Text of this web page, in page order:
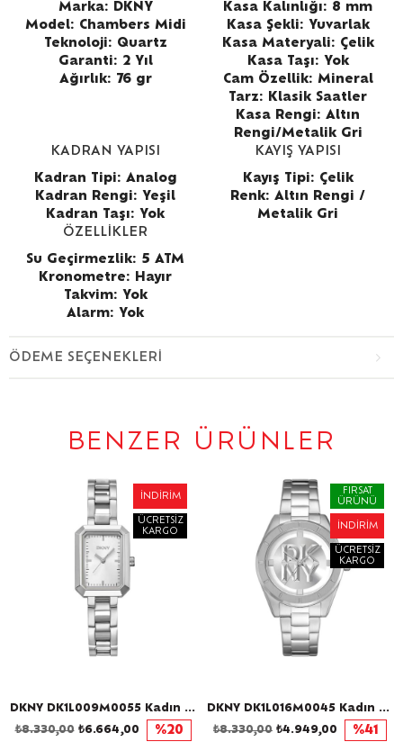
Marka: DKNY
Model: Chambers Midi
Teknoloji: Quartz
Garanti: 2 Yıl
Ağırlık: 76 gr
Kasa Kalınlığı: 8 mm
Kasa Şekli: Yuvarlak
Kasa Materyali: Çelik
Kasa Taşı: Yok
Cam Özellik: Mineral
Tarz: Klasik Saatler
Kasa Rengi: Altın
Rengi/Metalik Gri
KADRAN YAPISI
Kadran Tipi: Analog
Kadran Rengi: Yeşil
Kadran Taşı: Yok
KAYIŞ YAPISI
Kayış Tipi: Çelik
Renk: Altın Rengi /
Metalik Gri
ÖZELLİKLER
Su Geçirmezlik: 5 ATM
Kronometre: Hayır
Takvim: Yok
Alarm: Yok
ÖDEME SEÇENEKLERI
BENZER ÜRÜNLER
DKNY DK1L009M0055 Kadın Kol Saati
İNDIRIM
ÜCRETSIZ
KARGO
₺6.664,00
₺8.330,00 %20
DKNY DK1L016M0045 Kadın Kol Saati
FIRSAT
ÜRÜNÜ
İNDIRIM
ÜCRETSIZ
KARGO
₺4.949,00
₺8.330,00 %41